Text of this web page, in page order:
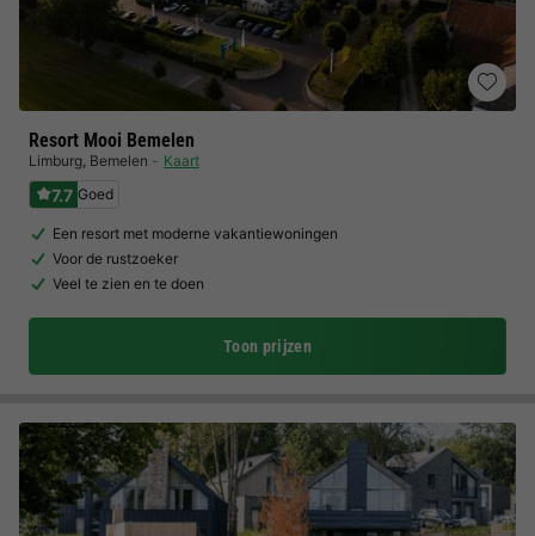
Resort Mooi Bemelen
Limburg, Bemelen Kaart
7.7 Goed
Een resort met moderne vakantiewoningen
Voor de rustzoeker
Veel te zien en te doen
Toon prijzen